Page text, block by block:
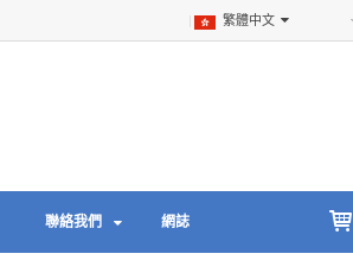
繁體中文
聯絡我們 網誌